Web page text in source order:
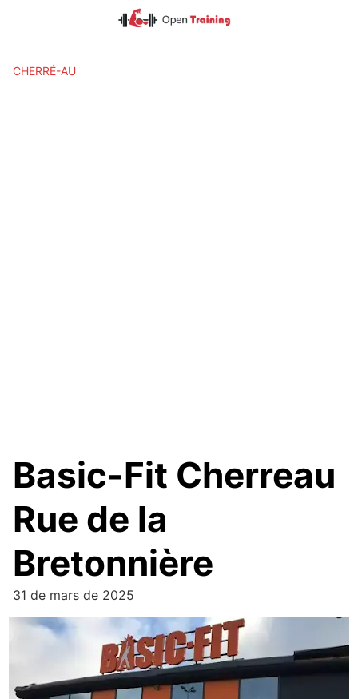
CHERRÉ-AU
Basic-Fit Cherreau
Rue de la
Bretonnière
31 de mars de 2025